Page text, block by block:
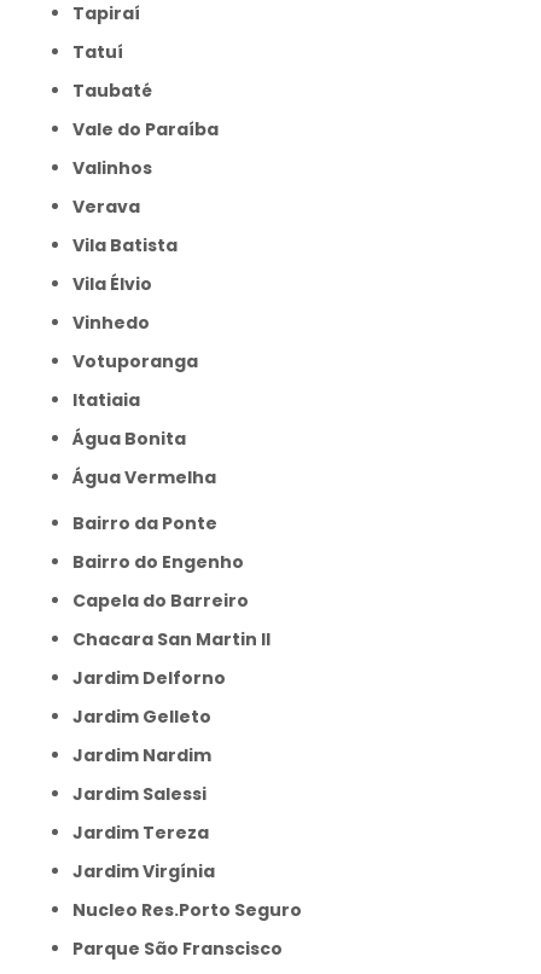
Tapiraí
Tatuí
Taubaté
Vale do Paraíba
Valinhos
Verava
Vila Batista
Vila Élvio
Vinhedo
Votuporanga
itatiaia
Água Bonita
Água Vermelha
Bairro da Ponte
Bairro do Engenho
Capela do Barreiro
Chacara San Martin II
Jardim Delforno
Jardim Gelleto
Jardim Nardim
Jardim Salessi
Jardim Tereza
Jardim Virgínia
Nucleo Res.Porto Seguro
Parque São Franscisco